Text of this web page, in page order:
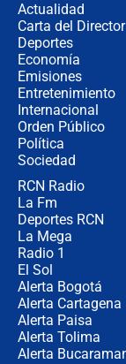
Actualidad
Carta del Director
Deportes
Economía
Emisiones
Entretenimiento
Internacional
Orden Público
Política
Sociedad
RCN Radio
La Fm
Deportes RCN
La Mega
Radio 1
El Sol
Alerta Bogotá
Alerta Cartagena
Alerta Paisa
Alerta Tolima
Alerta